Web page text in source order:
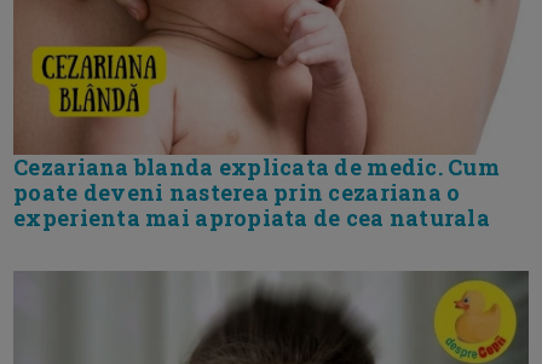
Cezariana blanda explicata de medic. Cum
poate deveni nasterea prin cezariana o
experienta mai apropiata de cea naturala